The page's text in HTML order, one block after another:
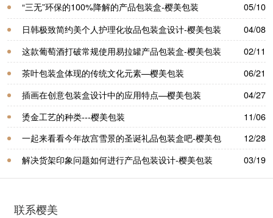
“三无”环保的100%降解的产品包装盒-樱美包装
05/10
日韩极致简约美个人护理化妆品包装盒设计-樱美包装
04/08
这款葡萄酒打破常规使用易拉罐产品包装盒-樱美包装
02/11
茶叶包装盒体现的传统文化元素—樱美包装
06/21
插画在创意包装盒设计中的应用特点—樱美包装
04/27
烫金工艺的种类---樱美包装
11/06
一起来看看今年故宫雪景的圣诞礼品包装盒吧-樱美包
装
12/28
解决货架印象问题如何进行产品包装设计-樱美包装
03/19
联系樱美